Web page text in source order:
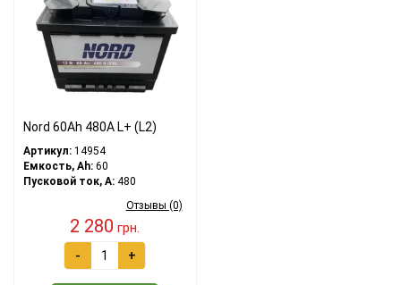
Nord 60Ah 480A L+ (L2)
Артикул: 14954
Емкость, Ah: 60
Пусковой ток, A: 480
Отзывы (0)
2 280 грн.
- +